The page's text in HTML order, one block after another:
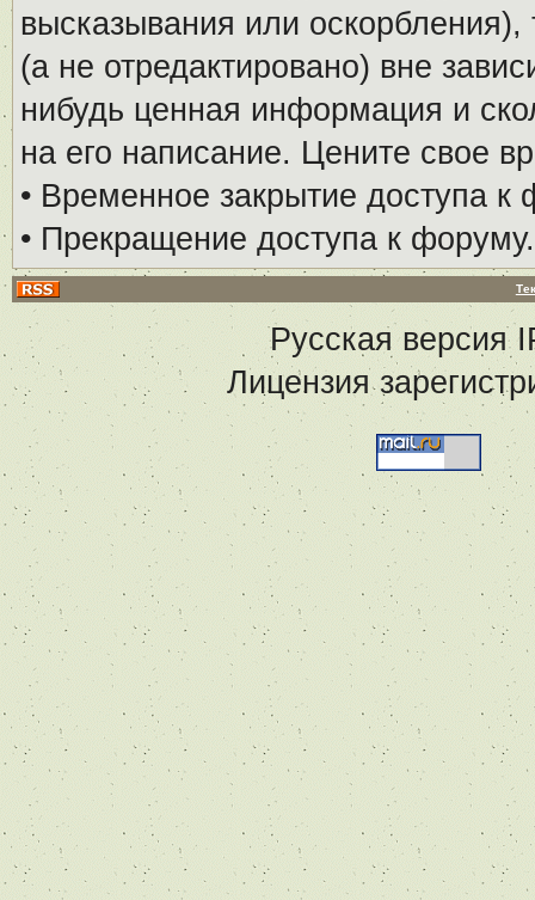
высказывания или
(а не отредактировано) вне
нибудь ценная информация и
на его написание. Цените свое
• Временное закрытие доступа к
• Прекращение доступа к форуму.
Русская версия
Лицензия